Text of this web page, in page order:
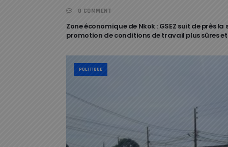
0 COMMENT
Zone économique de Nkok : GSEZ suit de près
promotion de conditions de travail plus sûres
POLITIQUE